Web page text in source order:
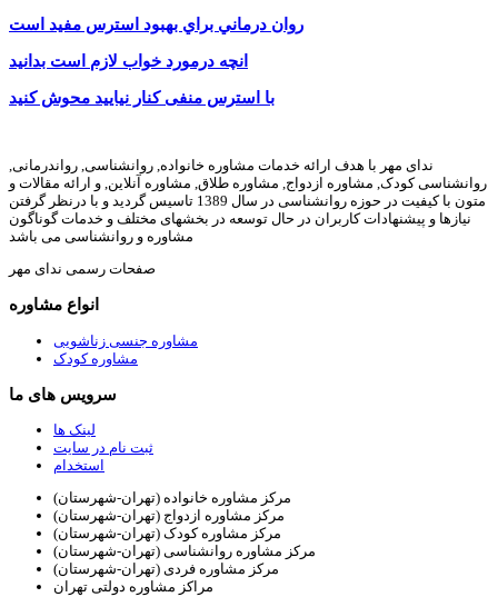
روان ‌درماني براي بهبود استرس مفيد است
انچه درمورد خواب لازم است بدانید
با استرس منفی کنار نیایید محوش کنید
ندای مهر با هدف ارائه خدمات مشاوره خانواده, روانشناسی, رواندرمانی,
روانشناسی کودک, مشاوره ازدواج, مشاوره طلاق, مشاوره آنلاین, و ارائه مقالات و
متون با کیفیت در حوزه روانشناسی در سال 1389 تاسیس گردید و با درنظر گرفتن
نیازها و پیشنهادات کاربران در حال توسعه در بخشهای مختلف و خدمات گوناگون
مشاوره و روانشناسی می باشد
صفحات رسمی ندای مهر
انواع مشاوره
مشاوره جنسی زناشویی
مشاوره کودک
سرویس های ما
لینک ها
ثبت نام در سایت
استخدام
مرکز مشاوره خانواده (تهران-شهرستان)
مرکز مشاوره ازدواج (تهران-شهرستان)
مرکز مشاوره کودک (تهران-شهرستان)
مرکز مشاوره روانشناسی (تهران-شهرستان)
مرکز مشاوره فردی (تهران-شهرستان)
مراکز مشاوره دولتی تهران